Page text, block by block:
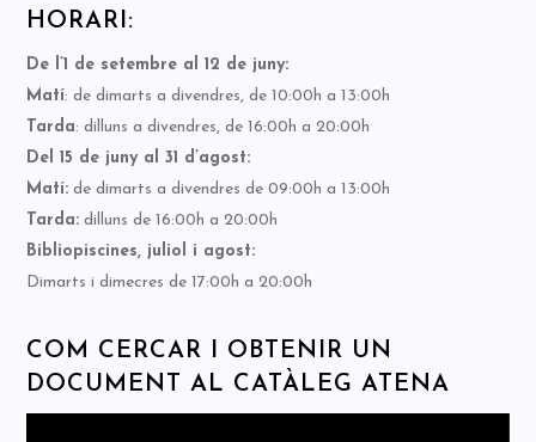
HORARI:
De l’1 de setembre al 12 de juny:
Matí: de dimarts a divendres, de 10:00h a 13:00h
Tarda: dilluns a divendres, de 16:00h a 20:00h
Del 15 de juny al 31 d’agost:
Matí: de dimarts a divendres de 09:00h a 13:00h
Tarda: dilluns de 16:00h a 20:00h
Bibliopiscines, juliol i agost:
Dimarts i dimecres de 17:00h a 20:00h
COM CERCAR I OBTENIR UN
DOCUMENT AL CATÀLEG ATENA